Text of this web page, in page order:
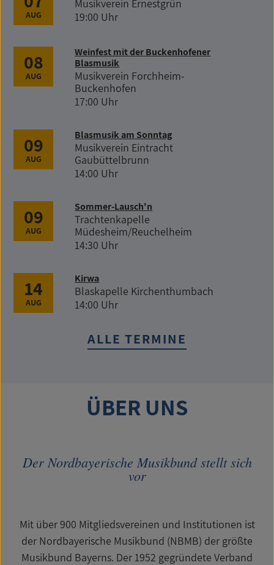
AUG
Musikverein Ernestgrün
19:00 Uhr
08
AUG
Weinfest mit der Buckenhofener
Blasmusik
Musikverein Forchheim-
Buckenhofen
17:00 Uhr
09
AUG
Blasmusik am Sonntag
Musikverein Eintracht
Gaubüttelbrunn
14:00 Uhr
09
AUG
Sommer-Lausch'n
Trachtenkapelle
Müdesheim/Reuchelheim
14:30 Uhr
14
AUG
Kirwa
Blaskapelle Kirchenthumbach
14:00 Uhr
ALLE TERMINE
ÜBER UNS
Der Nordbayerische Musikbund stellt sich
vor
Mit über 900 Mitgliedsvereinen und Institutionen ist
der Nordbayerische Musikbund (NBMB) der größte
Musikbund Bayerns. Der 1952 gegründete Verband